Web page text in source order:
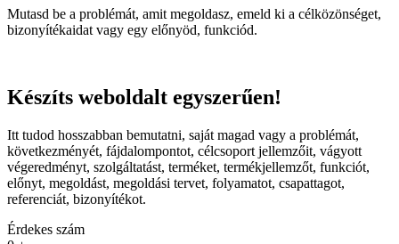
Mutasd be a problémát, amit megoldasz, emeld ki a célközönséget,
bizonyítékaidat vagy egy előnyöd, funkciód.
Készíts weboldalt egyszerűen!
Itt tudod hosszabban bemutatni, saját magad vagy a problémát,
következményét, fájdalompontot, célcsoport jellemzőit, vágyott
végeredményt, szolgáltatást, terméket, termékjellemzőt, funkciót,
előnyt, megoldást, megoldási tervet, folyamatot, csapattagot,
referenciát, bizonyítékot.
Érdekes szám